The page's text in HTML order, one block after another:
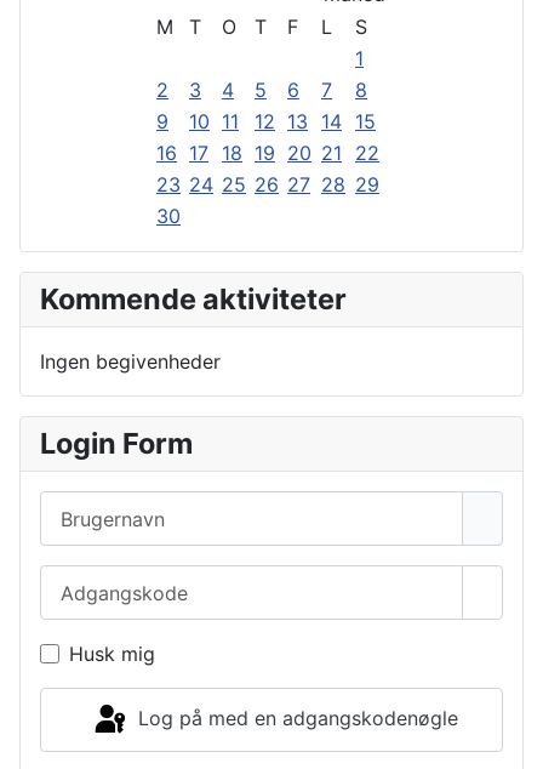
M
T O T F L
S
1
2
3 4 5 6 7
8
9
10 11 12 13 14 15
16 17 18 19 20 21
22
23 24 25 26 27 28 29
30
Kommende aktiviteter
Ingen begivenheder
Login Form
Husk mig
Log på med en adgangskodenøgle